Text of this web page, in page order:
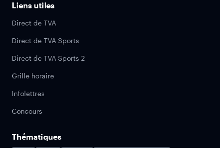
Liens utiles
Direct de TVA
Direct de TVA Sports
Direct de TVA Sports 2
Grille horaire
Infolettres
Concours
Thématiques